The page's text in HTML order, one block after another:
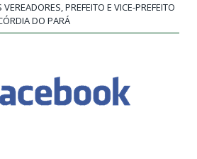
PREFEITO E VICE-PREFEITO
DO PARÁ